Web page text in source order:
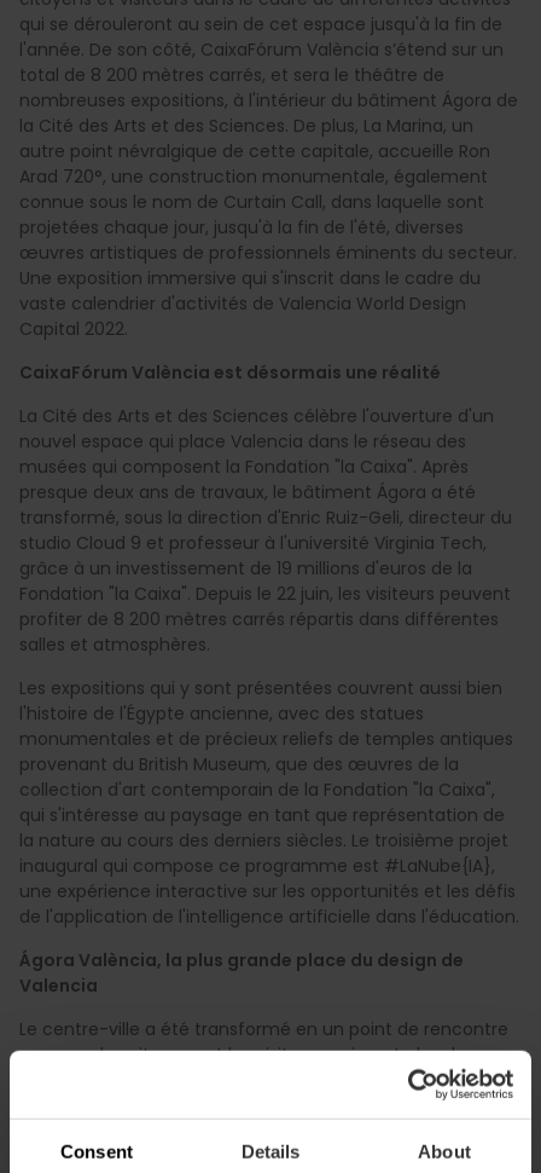
Consent Details About
qui se dérouleront au sein de cet espace jusqu'à la fin de
l'année. De son côté, CaixaFórum València s’étend sur un
total de 8 200 mètres carrés, et sera le théâtre de
nombreuses expositions, à l'intérieur du bâtiment Ágora de
la Cité des Arts et des Sciences. De plus, La Marina, un
autre point névralgique de cette capitale, accueille Ron
Arad 720°, une construction monumentale, également
connue sous le nom de Curtain Call, dans laquelle sont
projetées chaque jour, jusqu'à la fin de l'été, diverses
œuvres artistiques de professionnels éminents du secteur.
Une exposition immersive qui s'inscrit dans le cadre du
vaste calendrier d'activités de Valencia World Design
Capital 2022.
CaixaFórum València est désormais une réalité
La Cité des Arts et des Sciences célèbre l'ouverture d'un
nouvel espace qui place Valencia dans le réseau des
musées qui composent la Fondation "la Caixa". Après
presque deux ans de travaux, le bâtiment Ágora a été
transformé, sous la direction d'Enric Ruiz-Geli, directeur du
studio Cloud 9 et professeur à l'université Virginia Tech,
grâce à un investissement de 19 millions d'euros de la
Fondation "la Caixa". Depuis le 22 juin, les visiteurs peuvent
profiter de 8 200 mètres carrés répartis dans différentes
salles et atmosphères.
Les expositions qui y sont présentées couvrent aussi bien
l'histoire de l'Égypte ancienne, avec des statues
monumentales et de précieux reliefs de temples antiques
provenant du British Museum, que des œuvres de la
collection d'art contemporain de la Fondation "la Caixa",
qui s'intéresse au paysage en tant que représentation de
la nature au cours des derniers siècles. Le troisième projet
inaugural qui compose ce programme est #LaNube{IA},
une expérience interactive sur les opportunités et les défis
de l'application de l'intelligence artificielle dans l'éducation.
Ágora València, la plus grande place du design de
Valencia
Le centre-ville a été transformé en un point de rencontre
pour que les citoyens et les visiteurs puissent aborder
l'architecture et le design à travers ce nouvel espace. Une
création réalisée par Miguel Arraiz, architecte et directeur
collaboration avec le cabinet Arqueha Arquitectura y